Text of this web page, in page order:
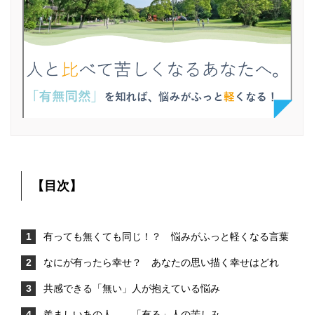
【目次】
有っても無くても同じ！？ 悩みがふっと軽くなる言葉
なにが有ったら幸せ？ あなたの思い描く幸せはどれ
共感できる「無い」人が抱えている悩み